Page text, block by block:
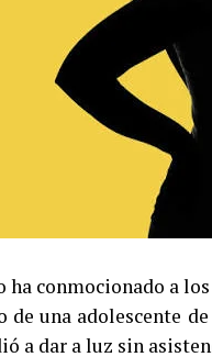
ha conmocionado a
de una adolescente
a dar a luz sin